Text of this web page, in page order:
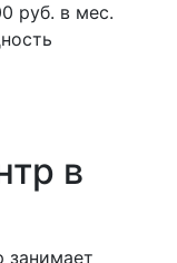
руб. в мес.
в